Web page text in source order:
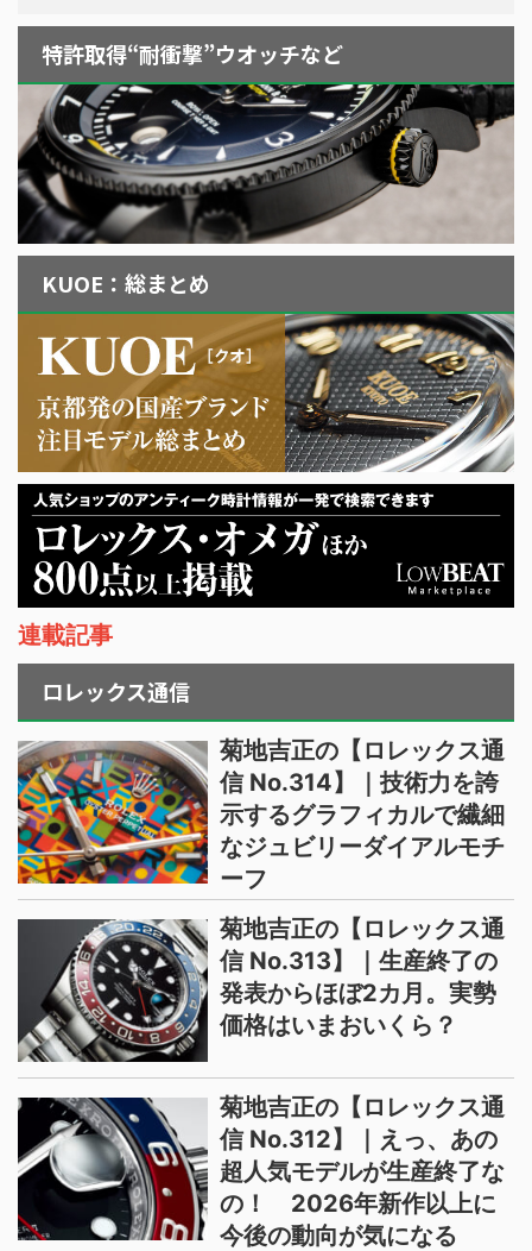
特許取得“耐衝撃”ウオッチなど
KUOE：総まとめ
連載記事
ロレックス通信
菊地吉正の【ロレックス通
信 No.314】｜技術力を誇
示するグラフィカルで繊細
なジュビリーダイアルモチ
ーフ
菊地吉正の【ロレックス通
信 No.313】｜生産終了の
発表からほぼ2カ月。実勢
価格はいまおいくら？
菊地吉正の【ロレックス通
信 No.312】｜えっ、あの
超人気モデルが生産終了な
の！ 2026年新作以上に
今後の動向が気になる